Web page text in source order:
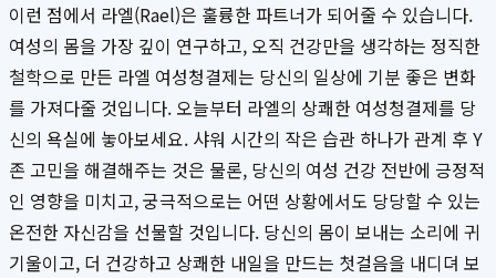
이런 점에서 라엘(Rael)은 훌륭한 파트너가 되어줄 수 있습니다.
여성의 몸을 가장 깊이 연구하고, 오직 건강만을 생각하는 정직한
철학으로 만든 라엘 여성청결제는 당신의 일상에 기분 좋은 변화
를 가져다줄 것입니다. 오늘부터 라엘의 상쾌한 여성청결제를 당
신의 욕실에 놓아보세요. 샤워 시간의 작은 습관 하나가 관계 후 Y
존 고민을 해결해주는 것은 물론, 당신의 여성 건강 전반에 긍정적
인 영향을 미치고, 궁극적으로는 어떤 상황에서도 당당할 수 있는
온전한 자신감을 선물할 것입니다. 당신의 몸이 보내는 소리에 귀
기울이고, 더 건강하고 상쾌한 내일을 만드는 첫걸음을 내디뎌 보